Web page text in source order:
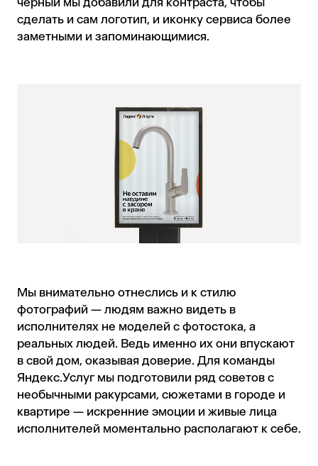
сделать и сам логотип, и иконку сервиса более
заметными и запоминающимися.
Мы внимательно отнеслись и к стилю
фотографий — людям важно видеть в
исполнителях не моделей с фотостока, а
реальных людей. Ведь именно их они впускают
в свой дом, оказывая доверие. Для команды
Яндекс.Услуг мы подготовили ряд советов с
необычными ракурсами, сюжетами в городе и
квартире — искренние эмоции и живые лица
исполнителей моментально располагают к себе.